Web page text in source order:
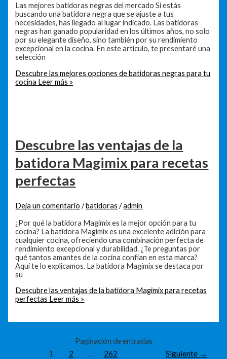
Las mejores batidoras negras del mercado Si estás
buscando una batidora negra que se ajuste a tus
necesidades, has llegado al lugar indicado. Las batidoras
negras han ganado popularidad en los últimos años, no solo
por su elegante diseño, sino también por su rendimiento
excepcional en la cocina. En este artículo, te presentaré una
selección
Descubre las mejores opciones de batidoras negras para tu
cocina Leer más »
Descubre las ventajas de la
batidora Magimix para recetas
perfectas
Deja un comentario /batidoras /admin
¿Por qué la batidora Magimix es la mejor opción para tu
cocina? La batidora Magimix es una excelente adición para
cualquier cocina, ofreciendo una combinación perfecta de
rendimiento excepcional y durabilidad. ¿Te preguntas por
qué tantos amantes de la cocina confían en esta marca?
Aquí te lo explicamos. La batidora Magimix se destaca por
su
Descubre las ventajas de la batidora Magimix para recetas
perfectas Leer más »
Paginación de entradas
1 2 … 262 Siguiente →